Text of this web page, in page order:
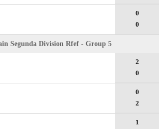
0
0
Segunda Division Rfef - Group 5
2
0
0
2
1